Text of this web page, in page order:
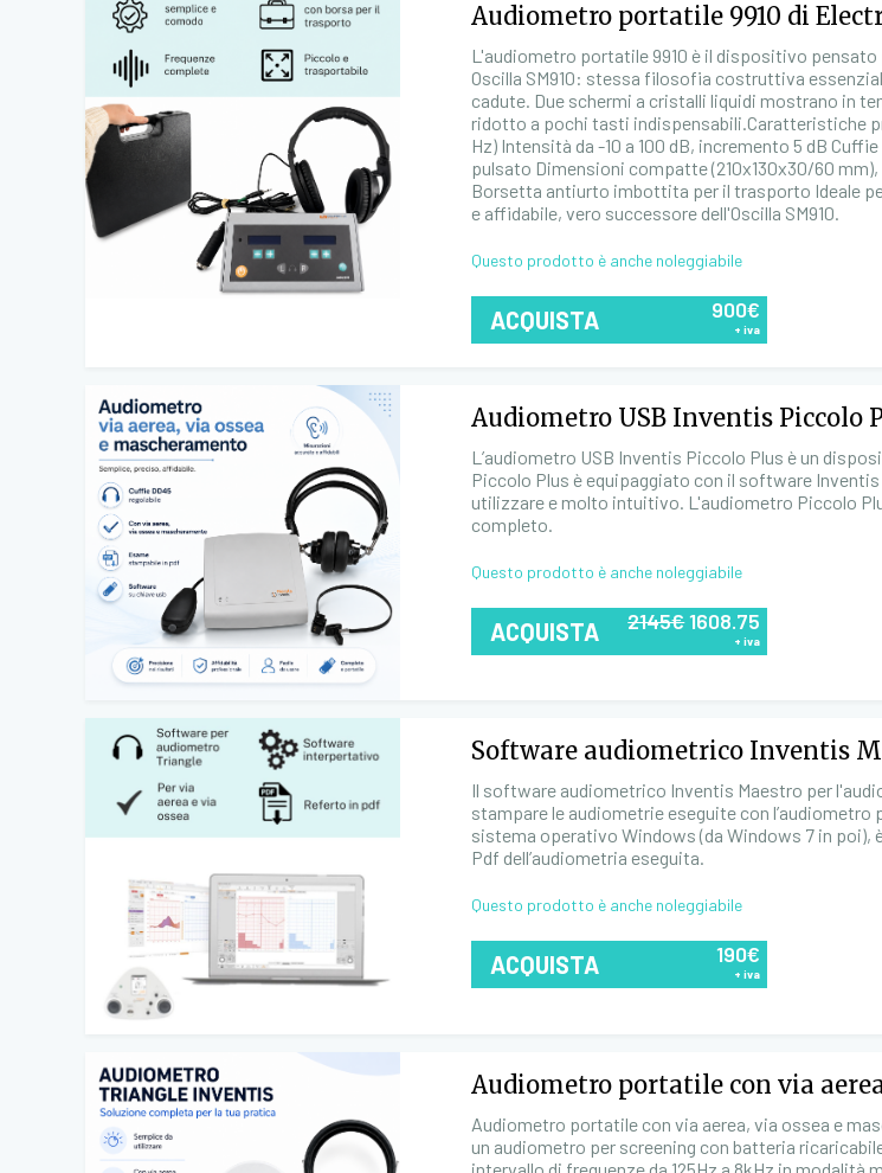
Audiometro portatile 9910 di
L'audiometro portatile 9910 è il dispositivo
Oscilla SM910: stessa filosofia costruttiva
cadute. Due schermi a cristalli liquidi mostrano in
ridotto a pochi tasti indispensabili.Caratteristiche
Hz) Intensità da -10 a 100 dB, incremento 5 dB
pulsato Dimensioni compatte (210x130x30/60
Borsetta antiurto imbottita per il trasporto Ideale
e affidabile, vero successore dell'Oscilla SM910.
Questo prodotto è anche noleggiabile
ACQUISTA 900€
+ iva
Audiometro USB Inventis Piccolo
L’audiometro USB Inventis Piccolo Plus è un
Piccolo Plus è equipaggiato con il software
utilizzare e molto intuitivo. L'audiometro Piccolo
completo.
Questo prodotto è anche noleggiabile
ACQUISTA 2145€1608.75
+ iva
Software audiometrico Inventis
Il software audiometrico Inventis Maestro per
stampare le audiometrie eseguite con
sistema operativo Windows (da Windows 7 in poi),
Pdf dell’audiometria eseguita.
Questo prodotto è anche noleggiabile
ACQUISTA 190€
+ iva
Audiometro portatile con via
Audiometro portatile con via aerea, via ossea e
un audiometro per screening con batteria
intervallo di frequenze da 125Hz a 8kHz in